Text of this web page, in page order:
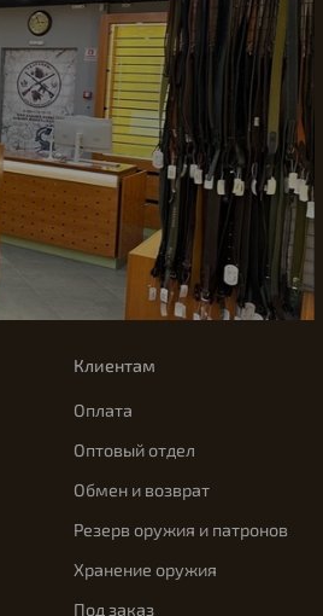
Клиентам
Оплата
Оптовый отдел
Обмен и возврат
Резерв оружия и патронов
Хранение оружия
Под заказ